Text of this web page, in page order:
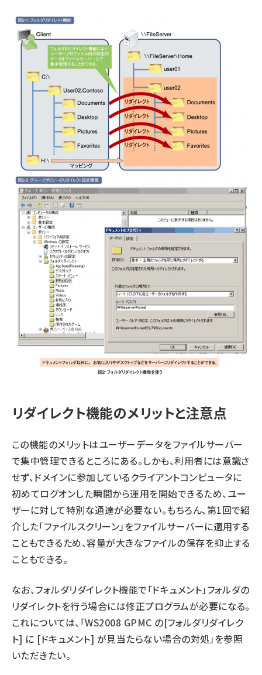
リダイレクト機能のメリットと注意点
この機能のメリットはユーザーデータをファイルサーバー
で集中管理できるところにある。しかも、利用者には意識さ
せず、ドメインに参加しているクライアントコンピュータに
初めてログオンした瞬間から運用を開始できるため、ユー
ザーに対して特別な通達が必要ない。もちろん、第1回で紹
介した「ファイルスクリーン」をファイルサーバーに適用する
こともできるため、容量が大きなファイルの保存を抑止する
こともできる。
なお、フォルダリダイレクト機能で「ドキュメント」フォルダの
リダイレクトを行う場合には修正プログラムが必要になる。
これについては、「WS2008 GPMC の[フォルダリダイレク
ト] に [ドキュメント] が見当たらない場合の対処」を参照
いただきたい。